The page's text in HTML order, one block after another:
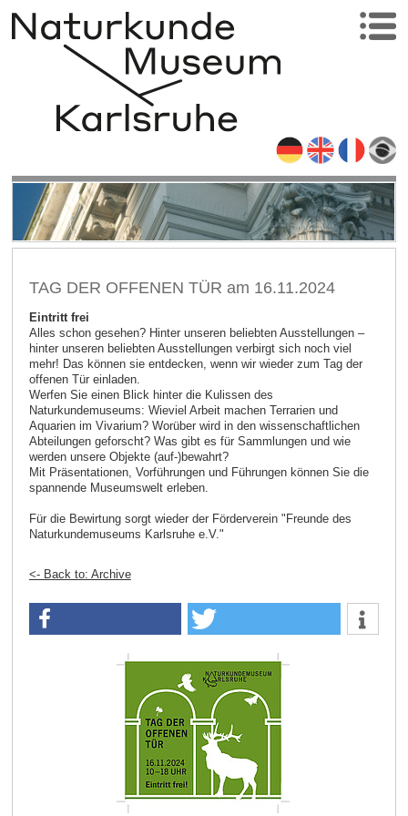
TAG DER OFFENEN TÜR am 16.11.2024
Eintritt frei
Alles schon gesehen? Hinter unseren beliebten Ausstellungen –
hinter unseren beliebten Ausstellungen verbirgt sich noch viel
mehr! Das können sie entdecken, wenn wir wieder zum Tag der
offenen Tür einladen.
Werfen Sie einen Blick hinter die Kulissen des
Naturkundemuseums: Wieviel Arbeit machen Terrarien und
Aquarien im Vivarium? Worüber wird in den wissenschaftlichen
Abteilungen geforscht? Was gibt es für Sammlungen und wie
werden unsere Objekte (auf-)bewahrt?
Mit Präsentationen, Vorführungen und Führungen können Sie die
spannende Museumswelt erleben.
Für die Bewirtung sorgt wieder der Förderverein "Freunde des
Naturkundemuseums Karlsruhe e.V."
<- Back to: Archive